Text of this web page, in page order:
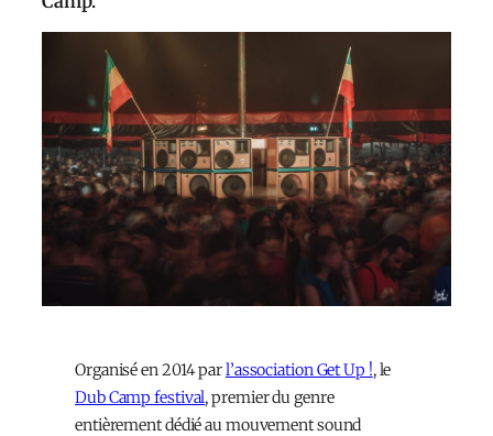
Organisé en 2014 parl’association Get Up !, le
Dub Camp festival, premier du genre
entièrement dédié au mouvement sound